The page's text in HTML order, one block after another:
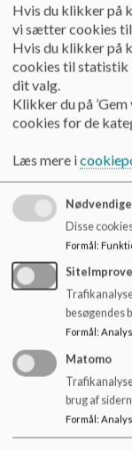
Når du kommer til
krydsning af
Lysreguleringen
som en "digital
Afsætning og
hverdage kl. 6-9.
Løsningen er
"rigtige side" af
udstigning - "kiss-
Forældre med
korttidsparkering
Parkering i
Hvis du har brug
mobilitetshuset
Huset Stigsborg.
Hvis du klikker på
vi sætter cookies
Hvis du klikker på
cookies til statistik
dit valg.
Klikker du på
cookies for de
Læs mere i
Disse
Formål:
SiteImprove
besøgendes
Formål :
Matomo
brug af
Formål: